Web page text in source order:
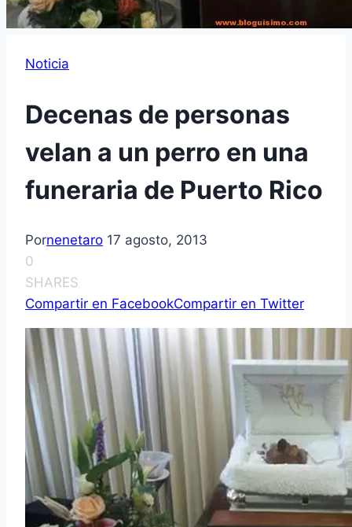
Noticia
Decenas de personas
velan a un perro en una
funeraria de Puerto Rico
Pornenetaro 17 agosto, 2013
0
SHARES
Compartir en FacebookCompartir en Twitter